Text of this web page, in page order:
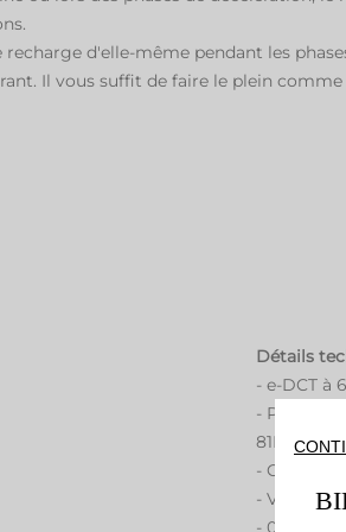
recharge d'elle-même pendant les
Il vous suffit de faire le plein
Détails
- e-DCT à
-
81Kw/110hp
- CO2: 101
- Vitesse
- 0 à 100